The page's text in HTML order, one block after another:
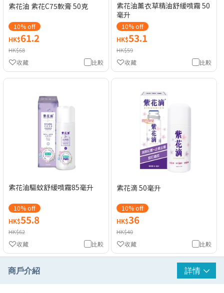
紫花油 紫花C75軟膏 50克
10% off
HK$61.2
HK$68
比較
收藏
紫花油薰衣草精油舒緩噴霧 50
毫升
10% off
HK$53.1
HK$59
比較
收藏
紫花油驅蚊舒緩噴霧85毫升
10% off
HK$55.8
HK$62
比較
收藏
紫花滴 50毫升
10% off
HK$36
HK$40
比較
收藏
商戶介紹 詳情